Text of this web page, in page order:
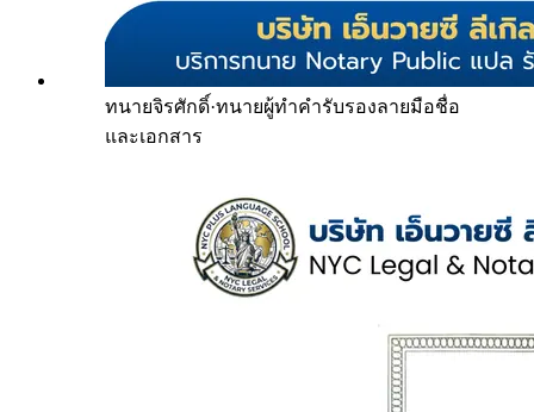
ทนายจิรศักดิ์·ทนายผู้ทำคำรับรองลายมือชื่อ
และเอกสาร